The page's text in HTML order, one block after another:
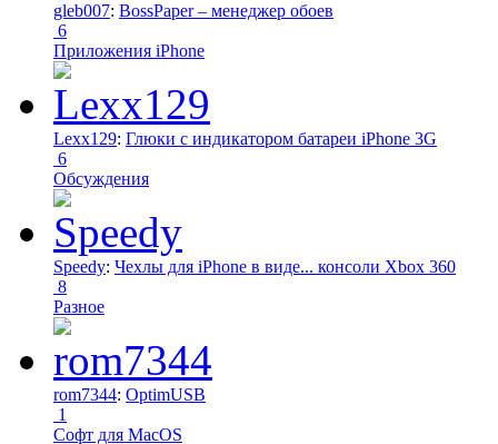
gleb007: BossPaper – менеджер обоев
6
Приложения iPhone
Lexx129: Глюки с индикатором батареи iPhone 3G
6
Обсуждения
Speedy: Чехлы для iPhone в виде... консоли Xbox 360
8
Разное
rom7344: OptimUSB
1
Софт для MacOS